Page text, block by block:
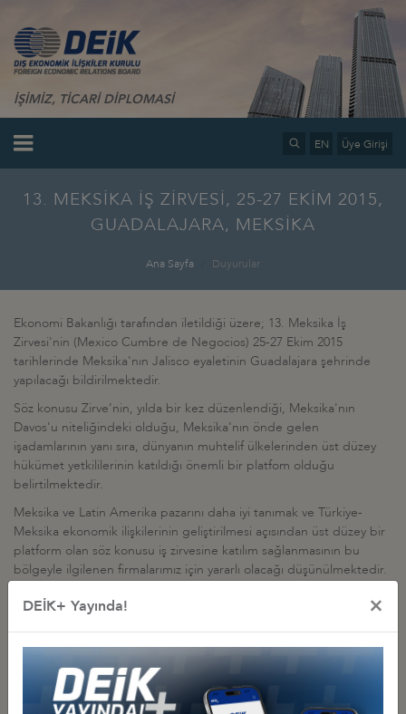
İŞİMİZ, TİCARİ DİPLOMASİ
EN Üye Girişi
13. MEKSİKA İŞ ZİRVESİ, 25-27 EKİM 2015,
GUADALAJARA, MEKSİKA
Ana Sayfa Duyurular
Ekonomi Bakanlığı tarafından iletildiği üzere; 13. Meksika İş
Zirvesi'nin (Mexico Cumbre de Negocios) 25-27 Ekim 2015
tarihlerinde Meksika'nın Jalisco eyaletinin Guadalajara şehrinde
yapılacağı bildirilmektedir.
Söz konusu Zirve’nin, yılda bir kez düzenlendiği, Meksika'nın
Davos'u niteliğindeki olduğu, Meksika'nın önde gelen
işadamlarının yanı sıra, dünyanın muhtelif ülkelerinden üst düzey
hükümet yetkililerinin katıldığı önemli bir platfom olduğu
belirtilmektedir.
Meksika ve Latin Amerika pazarını daha iyi tanımak ve Türkiye-
Meksika ekonomik ilişkilerinin geliştirilmesi açısından üst düzey bir
platform olan söz konusu iş zirvesine katılım sağlanmasının bu
bölgeyle ilgilenen firmalarımız için yararlı olacağı düşünülmektedir.
Programı ekte yer alan Zirve’ye katılmakla ilgilenen üyelerimizin
DEİK (mhocaoğlu@deik.org.tr
Smadja’ya (E-mail:yael.smadja@smadja.chTel:+1 212 759 60 00)
bilgi vermeleri rica olunur.
DEİK+ Yayında! ×